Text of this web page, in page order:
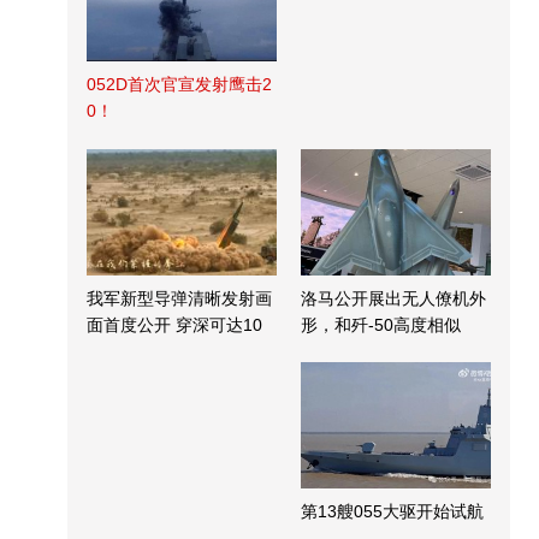
052D首次官宣发射鹰击2
0！
我军新型导弹清晰发射画
面首度公开 穿深可达10
洛马公开展出无人僚机外
形，和歼-50高度相似
第13艘055大驱开始试航